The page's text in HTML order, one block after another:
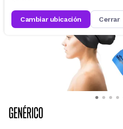
cambiar ubicación cerrar